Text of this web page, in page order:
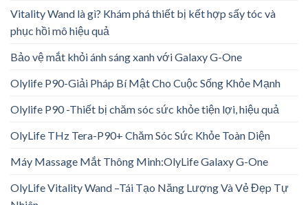
Vitality Wand là gì? Khám phá thiết bị kết hợp sấy tóc và
phục hồi mô hiệu quả
Bảo vệ mắt khỏi ánh sáng xanh với Galaxy G-One
Olylife P90-Giải Pháp Bí Mật Cho Cuộc Sống Khỏe Mạnh
Olylife P90 -Thiết bị chăm sóc sức khỏe tiện lợi, hiệu quả
OlyLife THz Tera-P90+ Chăm Sóc Sức Khỏe Toàn Diện
Máy Massage Mắt Thông Minh:OlyLife Galaxy G-One
OlyLife Vitality Wand –Tái Tạo Năng Lượng Và Vẻ Đẹp Tự